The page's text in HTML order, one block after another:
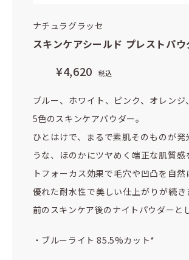
ナチュラグラッセ
スキンケアシールド プレストパウ
¥4,620 税込
ブルー、ホワイト、ピンク、オレンジ
5色のスキンケアパウダー。
ひとはけで、まるで素肌そのものが発
うな、ほのかにツヤめく端正な肌質感
トフォーカス効果で毛穴や凹凸を自然
優れた耐水性で美しい仕上がりが続き
前のスキンケア後のナイトパウダーと
・ブルーライト 85.5%カット*